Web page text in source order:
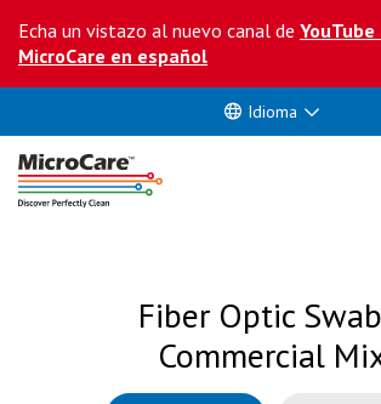
Echa un vistazo al nuevo canal de YouTube
MicroCare en español
Idioma
Fiber Optic
Commercial